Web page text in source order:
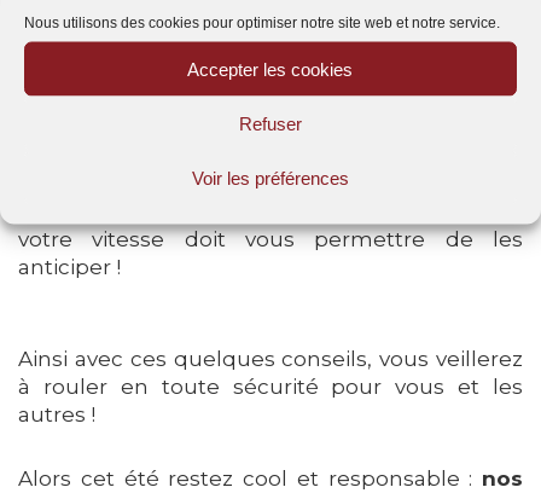
Nous utilisons des cookies pour optimiser notre site web et notre service.
Accepter les cookies
Refuser
Voir les préférences
n’utilisez pas votre téléphone
restez absolument concentré sur la route et
rangez votre téléphone ;
Par ailleurs gardez à l’esprit que le flux des
votre vitesse doit vous permettre de les
anticiper !
Ainsi avec ces quelques conseils, vous veillerez
à rouler en toute sécurité pour vous et les
autres !
Alors cet été restez cool et responsable : nos